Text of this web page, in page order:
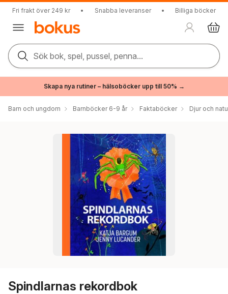
Fri frakt över 249 kr • Snabba leveranser • Billiga böcker
Sök bok, spel, pussel, penna...
Skapa nya rutiner – hälsoböcker upp till 50% →
Barn och ungdom Barnböcker 6-9 år Faktaböcker Djur och
Spindlarnas rekordbok